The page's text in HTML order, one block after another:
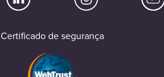
Certificado de segurança